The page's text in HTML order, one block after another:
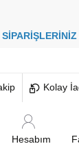
Kolay
Hesabım